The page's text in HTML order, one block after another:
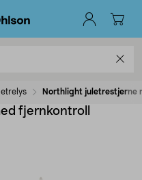
Northlight juletrestjerne
fjernkontroll